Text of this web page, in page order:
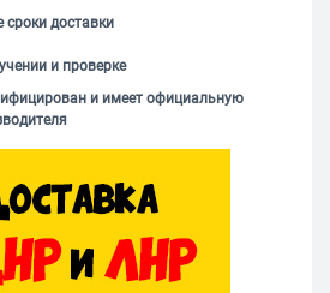
доставки
и проверке
и имеет официальную